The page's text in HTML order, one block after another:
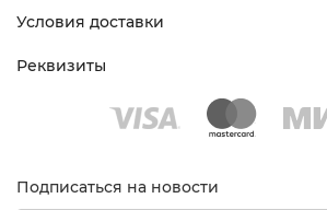
Условия доставки
Реквизиты
Подписаться на новости